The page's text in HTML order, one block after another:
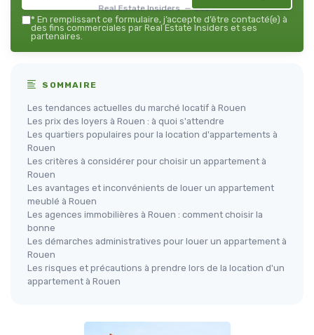
Real Estate Insiders — 2026
* En remplissant ce formulaire, j’accepte d’être contacté(e) à
des fins commerciales par Real Estate Insiders et ses
partenaires.
SOMMAIRE
Les tendances actuelles du marché locatif à Rouen
Les prix des loyers à Rouen : à quoi s'attendre
Les quartiers populaires pour la location d'appartements à
Rouen
Les critères à considérer pour choisir un appartement à
Rouen
Les avantages et inconvénients de louer un appartement
meublé à Rouen
Les agences immobilières à Rouen : comment choisir la
bonne
Les démarches administratives pour louer un appartement à
Rouen
Les risques et précautions à prendre lors de la location d'un
appartement à Rouen